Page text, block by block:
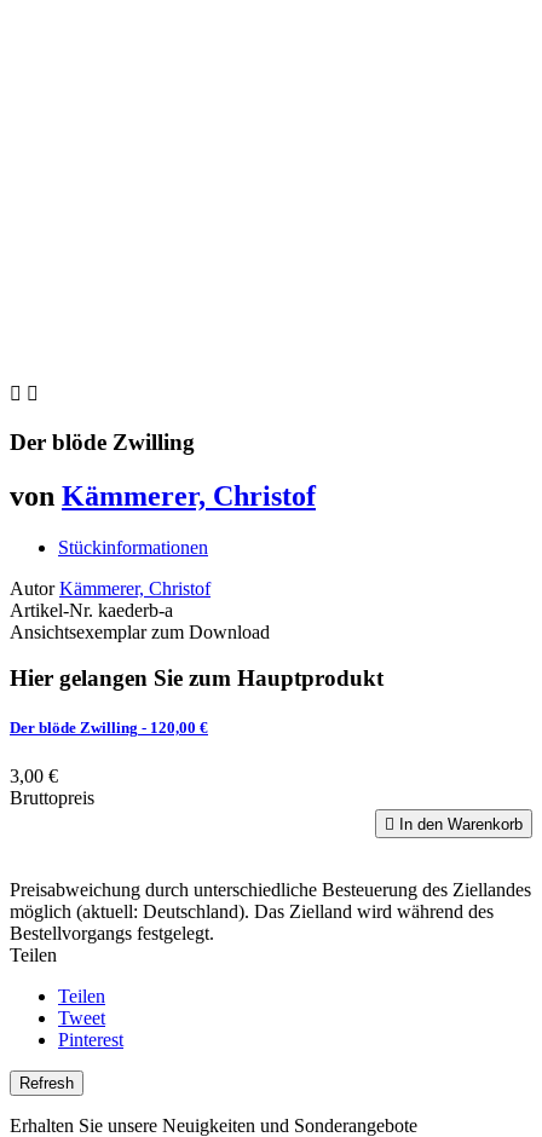
 
Der blöde Zwilling
von Kämmerer, Christof
Stückinformationen
Autor Kämmerer, Christof
Artikel-Nr. kaederb-a
Ansichtsexemplar zum Download
Hier gelangen Sie zum Hauptprodukt
Der blöde Zwilling - 120,00 €
3,00 €
Bruttopreis
 In den Warenkorb
Preisabweichung durch unterschiedliche Besteuerung des Ziellandes
möglich (aktuell: Deutschland). Das Zielland wird während des
Bestellvorgangs festgelegt.
Teilen
Teilen
Tweet
Pinterest
Erhalten Sie unsere Neuigkeiten und Sonderangebote